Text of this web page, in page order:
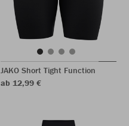
JAKO Short Tight Function
ab 12,99 €